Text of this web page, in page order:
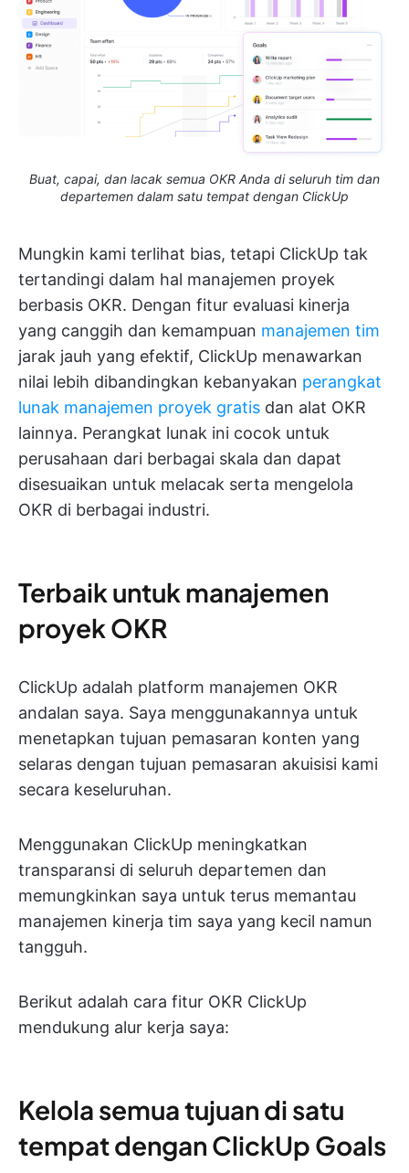
Buat, capai, dan lacak semua OKR Anda di seluruh tim dan
departemen dalam satu tempat dengan ClickUp
Mungkin kami terlihat bias, tetapi ClickUp tak
tertandingi dalam hal manajemen proyek
berbasis OKR. Dengan fitur evaluasi kinerja
yang canggih dan kemampuan manajemen tim
jarak jauh yang efektif, ClickUp menawarkan
nilai lebih dibandingkan kebanyakan perangkat
lunak manajemen proyek gratis dan alat OKR
lainnya. Perangkat lunak ini cocok untuk
perusahaan dari berbagai skala dan dapat
disesuaikan untuk melacak serta mengelola
OKR di berbagai industri.
Terbaik untuk manajemen
proyek OKR
ClickUp adalah platform manajemen OKR
andalan saya. Saya menggunakannya untuk
menetapkan tujuan pemasaran konten yang
selaras dengan tujuan pemasaran akuisisi kami
secara keseluruhan.
Menggunakan ClickUp meningkatkan
transparansi di seluruh departemen dan
memungkinkan saya untuk terus memantau
manajemen kinerja tim saya yang kecil namun
tangguh.
Berikut adalah cara fitur OKR ClickUp
mendukung alur kerja saya:
Kelola semua tujuan di satu
tempat dengan ClickUp Goals